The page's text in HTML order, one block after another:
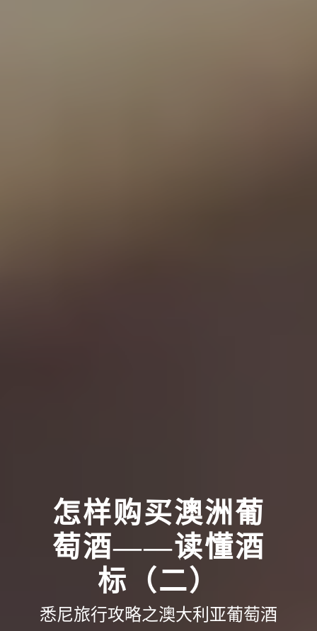
怎样购买澳洲葡
萄酒——读懂酒
标（二）
悉尼旅行攻略之澳大利亚葡萄酒